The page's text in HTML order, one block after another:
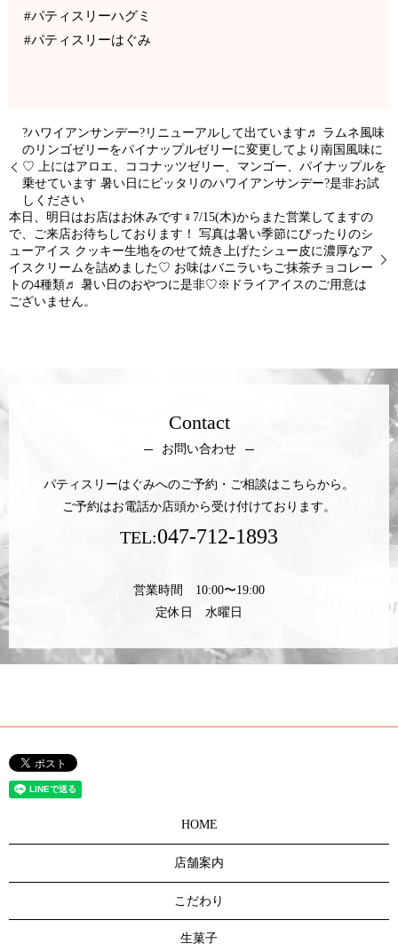
#パティスリーハグミ
#パティスリーはぐみ
?ハワイアンサンデー?リニューアルして出ています♬ ラムネ風味
のリンゴゼリーをパイナップルゼリーに変更してより南国風味に
♡ 上にはアロエ、ココナッツゼリー、マンゴー、パイナップルを
乗せています 暑い日にピッタリのハワイアンサンデー?是非お試
しください
本日、明日はお店はお休みです‍♀️7/15(木)からまた営業してますの
で、ご来店お待ちしております！ 写真は暑い季節にぴったりのシ
ューアイス クッキー生地をのせて焼き上げたシュー皮に濃厚なア
イスクリームを詰めました♡ お味はバニラいちご抹茶チョコレー
トの4種類♬ 暑い日のおやつに是非♡※ドライアイスのご用意は
ございません。
Contact
お問い合わせ
パティスリーはぐみへのご予約・ご相談はこちらから。
ご予約はお電話か店頭から受け付けております。
TEL:047-712-1893
営業時間 10:00〜19:00
定休日 水曜日
HOME
店舗案内
こだわり
生菓子